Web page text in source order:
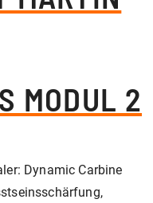
MODUL 2
Dynamic Carbine